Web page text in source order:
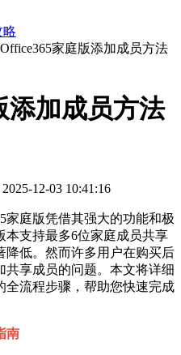
略
Office365家庭版添加成员方法
添加成员方法
12-03 10:41:16
家庭版凭借其强大的功能和极
本支持最多6位家庭成员共享
降低。然而许多用户在购买后
享成员的问题。本文将详细
全流程步骤，帮助您快速完成
南